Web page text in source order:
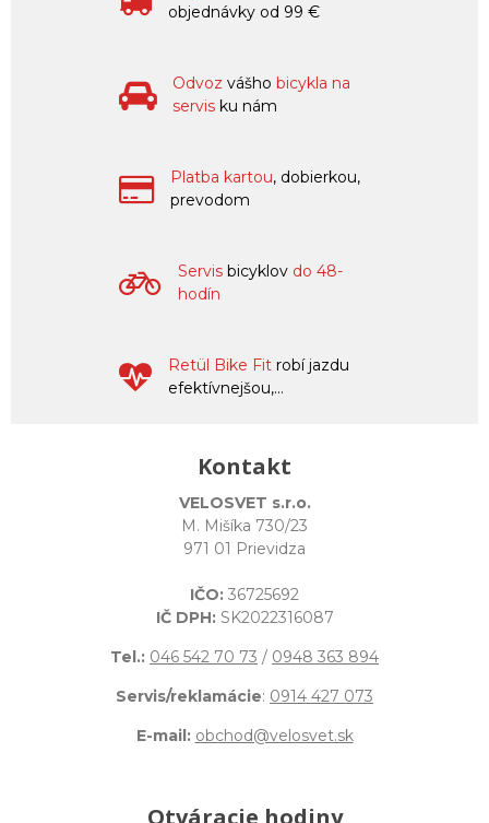
objednávky od 99 €
Odvoz vášho bicykla na
servis ku nám
Platba kartou, dobierkou,
prevodom
Servis bicyklov do 48-
hodín
Retül Bike Fit robí jazdu
efektívnejšou,...
Kontakt
VELOSVET s.r.o.
M. Mišíka 730/23
971 01 Prievidza
IČO: 36725692
IČ DPH: SK2022316087
Tel.: 046 542 70 73 / 0948 363 894
Servis/reklamácie: 0914 427 073
E-mail: obchod@velosvet.sk
Otváracie hodiny